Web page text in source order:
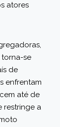
atores
se
de
enfrentam
até de
restringe a